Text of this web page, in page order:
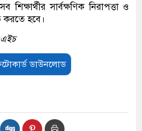
শিক্ষার্থীর সার্বক্ষণিক নিরাপত্তা ও
করতে হবে।
ডাউনলোড